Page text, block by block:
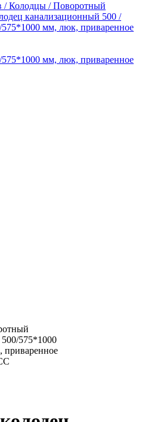
/Колодцы /Поворотный
канализационный 500 /
мм, люк, приваренное